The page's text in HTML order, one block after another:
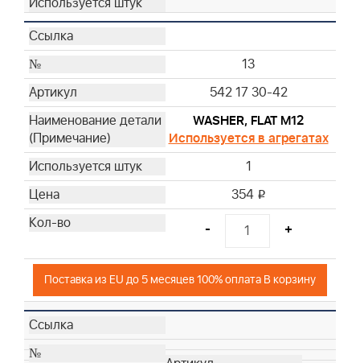
13
542 17 30-42
WASHER, FLAT M12
Используется в агрегатах
1
354 i
- +
Поставка из EU до 5 месяцев 100% оплата В корзину